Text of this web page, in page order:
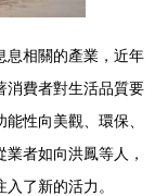
息相關的產業，近年
消費者對生活品質要
性向美觀、環保、
者如向洪鳳等人，
了新的活力。